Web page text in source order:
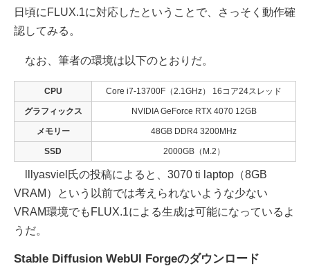
日頃にFLUX.1に対応したということで、さっそく動作確
認してみる。
なお、筆者の環境は以下のとおりだ。
CPU Core i7-13700F（2.1GHz） 16コア24スレッド
グラフィックス NVIDIA GeForce RTX 4070 12GB
メモリー 48GB DDR4 3200MHz
SSD 2000GB（M.2）
lllyasviel氏の投稿によると、3070 ti laptop（8GB
VRAM）という以前では考えられないような少ない
VRAM環境でもFLUX.1による生成は可能になっているよ
うだ。
Stable Diffusion WebUI Forgeのダウンロード